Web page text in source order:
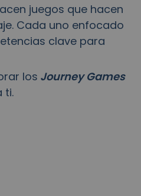
juegos que hacen
Cada uno enfocado
clave para
los Journey Games
ti.